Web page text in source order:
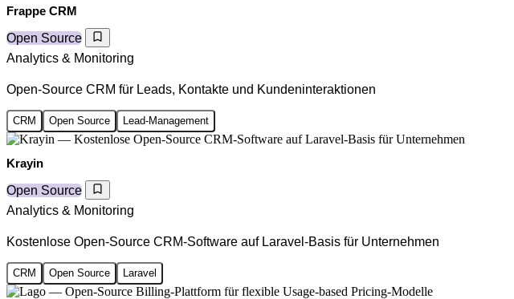
Frappe CRM
Open Source
Analytics & Monitoring
Open-Source CRM für Leads, Kontakte und Kundeninteraktionen
CRM Open Source Lead-Management
Krayin
Open Source
Analytics & Monitoring
Kostenlose Open-Source CRM-Software auf Laravel-Basis für Unternehmen
CRM Open Source Laravel